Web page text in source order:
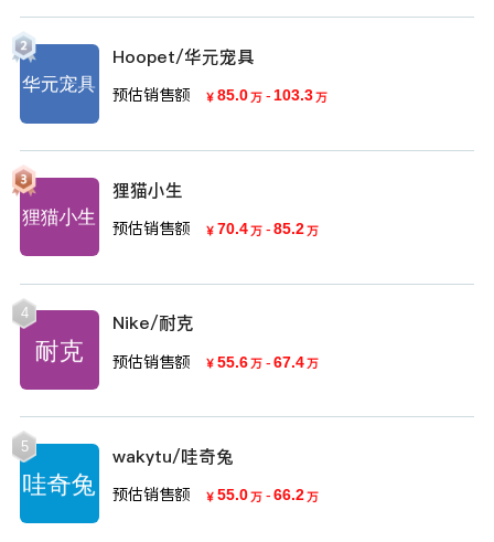
Hoopet/华元宠具
预估销售额 ￥ 85.0万 - 103.3万
狸猫小生
预估销售额 ￥ 70.4万 - 85.2万
4 Nike/耐克
预估销售额 ￥ 55.6万 - 67.4万
5 wakytu/哇奇兔
预估销售额 ￥ 55.0万 - 66.2万